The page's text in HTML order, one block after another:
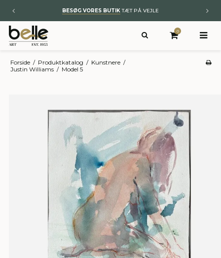
BYT TIL NYT– KUNST OG ÆGTE TÆPPER
0
Forside / Produktkatalog / Kunstnere /
Justin Williams / Model 5